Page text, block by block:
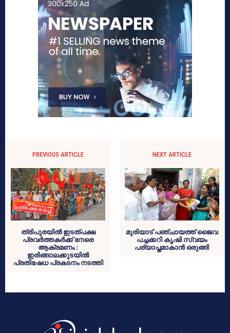
PREVIOUS ARTICLE
ത്രിപുരയില്‍ ഇടത്പക്ഷ
പ്രവര്‍ത്തകര്‍ക്ക് നേരെ
ആക്രമണം :
ഇരിങ്ങാലക്കുടയില്‍
പ്രതിഷേധ പ്രകടനം നടത്തി
NEXT ARTICLE
മുരിയാട് പഞ്ചായത്ത് ജൈവ
പച്ചക്കറി കൃഷി സ്വയം
പര്യാപ്തമാകാന്‍ ഒരുങ്ങി